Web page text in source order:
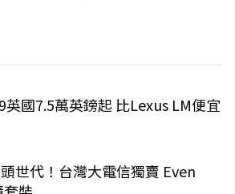
英國7.5萬英鎊起 比Lexus LM便宜
世代！台灣大電信獨賣 Even